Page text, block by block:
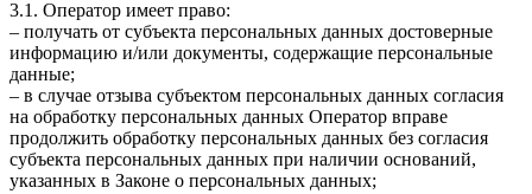
3.1. Оператор имеет право:
– получать от субъекта персональных данных достоверные
информацию и/или документы, содержащие персональные
данные;
– в случае отзыва субъектом персональных данных согласия
на обработку персональных данных Оператор вправе
продолжить обработку персональных данных без согласия
субъекта персональных данных при наличии оснований,
указанных в Законе о персональных данных;